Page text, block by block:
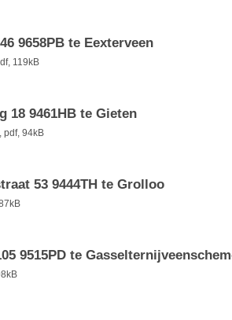
9658PB te Eexterveen
, 119kB
18 9461HB te Gieten
pdf, 94kB
53 9444TH te Grolloo
9515PD te